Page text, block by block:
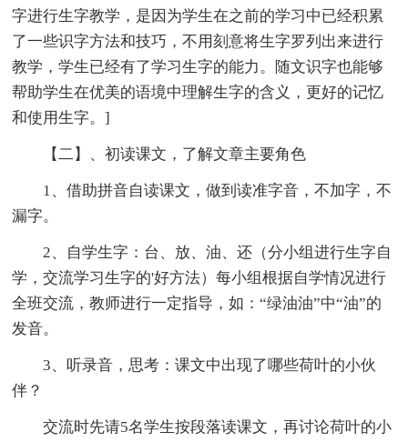
字进行生字教学，是因为学生在之前的学习中已经积累
了一些识字方法和技巧，不用刻意将生字罗列出来进行
教学，学生已经有了学习生字的能力。随文识字也能够
帮助学生在优美的语境中理解生字的含义，更好的记忆
和使用生字。]
【二】、初读课文，了解文章主要角色
1、借助拼音自读课文，做到读准字音，不加字，不
漏字。
2、自学生字：台、放、油、还（分小组进行生字自
学，交流学习生字的'好方法）每小组根据自学情况进行
全班交流，教师进行一定指导，如：“绿油油”中“油”的
发音。
3、听录音，思考：课文中出现了哪些荷叶的小伙
伴？
交流时先请5名学生按段落读课文，再讨论荷叶的小